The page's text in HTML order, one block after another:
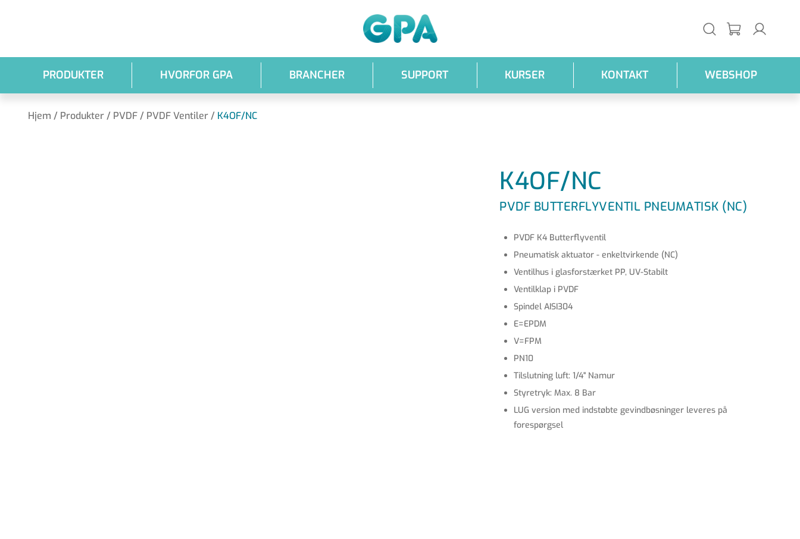
PRODUKTER HVORFOR GPA BRANCHER SUPPORT KURSER KONTAKT WEBSHOP
Hjem / Produkter / PVDF / PVDF Ventiler / K4OF/NC
K4OF/NC
PVDF BUTTERFLYVENTIL PNEUMATISK (NC)
PVDF K4 Butterflyventil
Pneumatisk aktuator - enkeltvirkende (NC)
Ventilhus i glasforstærket PP, UV-Stabilt
Ventilklap i PVDF
Spindel AISI304
E=EPDM
V=FPM
PN10
Tilslutning luft: 1/4" Namur
Styretryk: Max. 8 Bar
LUG version med indstøbte gevindbøsninger leveres på
forespørgsel